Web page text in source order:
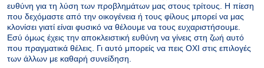
ευθύνη για τη λύση των προβλημάτων μας στους τρίτους. Η πίεση
που δεχόμαστε από την οικογένεια ή τους φίλους μπορεί να μας
κλονίσει γιατί είναι φυσικό να θέλουμε να τους ευχαριστήσουμε.
Εσύ όμως έχεις την αποκλειστική ευθύνη να γίνεις στη ζωή αυτό
που πραγματικά θέλεις. Γι αυτό μπορείς να πεις ΟΧΙ στις επιλογές
των άλλων με καθαρή συνείδηση.